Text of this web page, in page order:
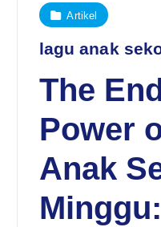
Artikel
lagu anak
The
Power
Anak
Minggu: